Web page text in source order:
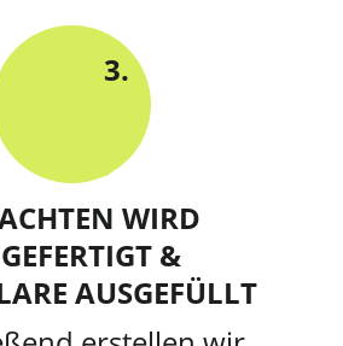
WIRD
&
AUSGEFÜLLT
3.